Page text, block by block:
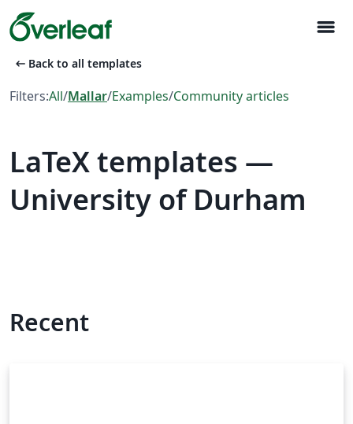
menu
arrow_left_alt Back to all templates
Filters:All/Mallar/Examples/Community articles
LaTeX templates —
University of Durham
Recent